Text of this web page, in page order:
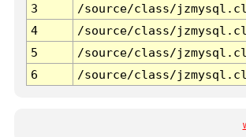
3
/source/class/
4
/source/class/
5
/source/class/
6
/source/class/